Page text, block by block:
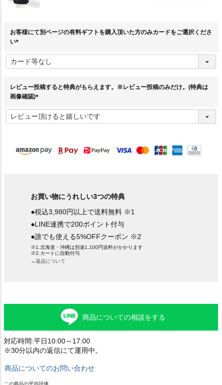
お客様にて別ページの有料ギフトを購入頂いた方のみカードをご選択くださ
い
必
須
レビュー投稿すると特典がもらえます。※レビュー投稿のみだけ。(特典は
画像確認)
必
須
お買い物にうれしい3つの特典
●税込3,980円以上で送料無料 ※1
●LINE連携で200ポイント付与
●誰でも使える5%OFFクーポン ※2
※1.北海道・沖縄は別途1,100円送料がかかります
※2.カートに自動付与
→返品について
商品についての相談をする
対応時間:平日10:00～17:00
※30分以内の返信にて運用中。
商品についてのお問い合わせ